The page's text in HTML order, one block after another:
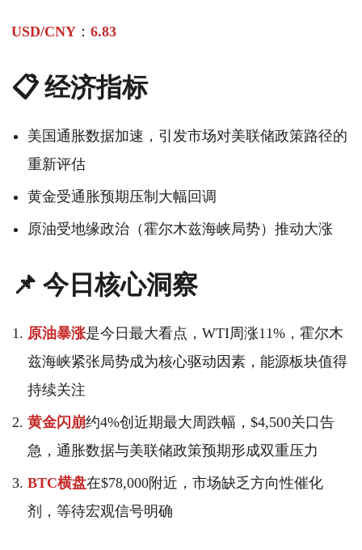
USD/CNY ： 6.83
📋 经济指标
美国通胀数据加速，引发市场对美联储政策路径的
重新评估
黄金受通胀预期压制大幅回调
原油受地缘政治（霍尔木兹海峡局势）推动大涨
📌 今日核心洞察
原油暴涨是今日最大看点，WTI周涨11%，霍尔木
兹海峡紧张局势成为核心驱动因素，能源板块值得
持续关注
黄金闪崩约4%创近期最大周跌幅，$4,500关口告
急，通胀数据与美联储政策预期形成双重压力
BTC横盘在$78,000附近，市场缺乏方向性催化
剂，等待宏观信号明确